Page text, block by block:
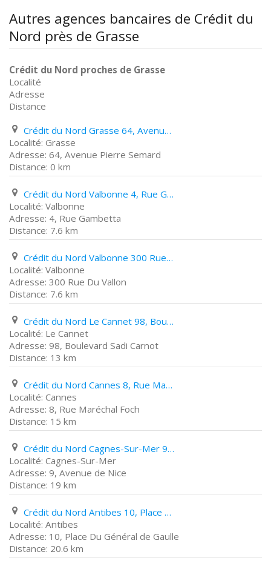
Autres agences bancaires de Crédit du
Nord près de Grasse
Crédit du Nord proches de Grasse
Localité
Adresse
Distance
Crédit du Nord Grasse 64, Avenue Pierre Semard
Grasse
64, Avenue Pierre Semard
0 km
Crédit du Nord Valbonne 4, Rue Gambetta
Valbonne
4, Rue Gambetta
7.6 km
Crédit du Nord Valbonne 300 Rue Du Vallon
Valbonne
300 Rue Du Vallon
7.6 km
Crédit du Nord Le Cannet 98, Boulevard Sadi Carnot
Le Cannet
98, Boulevard Sadi Carnot
13 km
Crédit du Nord Cannes 8, Rue Maréchal Foch
Cannes
8, Rue Maréchal Foch
15 km
Crédit du Nord Cagnes-Sur-Mer 9, Avenue de Nice
Cagnes-Sur-Mer
9, Avenue de Nice
19 km
Crédit du Nord Antibes 10, Place Du Général de Gaulle
Antibes
10, Place Du Général de Gaulle
20.6 km